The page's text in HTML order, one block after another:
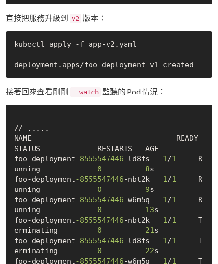
直接把服務升級到 v2 版本：
kubectl apply -f app-v2.yaml
-------
接著回來查看剛剛 --watch 監聽的 Pod 情況：
// .....
NAME                                 READY
STATUS             RESTARTS   AGE
foo-deployment-8555547446-ld8fs 1 /1
     R
unning 0 8s
foo-deployment-8555547446-nbt2k 1 /1
     R
unning 0 9s
foo-deployment-8555547446-w6m5q 1 /1
     R
unning 0 13s
foo-deployment-8555547446-nbt2k 1 /1
     T
erminating 0 21 s
foo-deployment-8555547446-ld8fs 1 /1
     T
erminating 0 22s
foo-deployment-8555547446-w6m5q 1 /1
     T